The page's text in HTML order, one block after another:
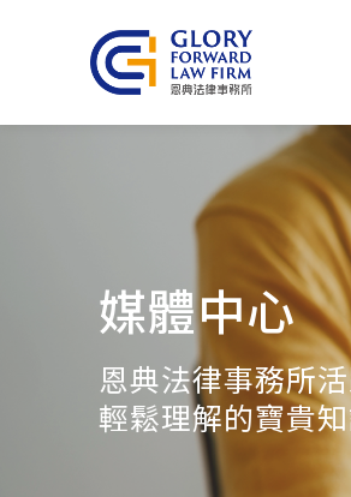
媒體中心
恩典法律事務所
輕鬆理解的寶貴